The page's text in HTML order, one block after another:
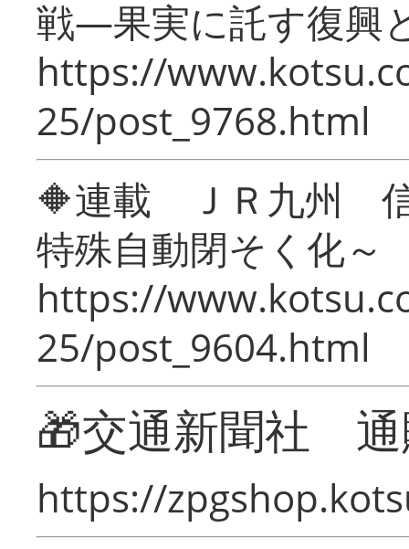
戦―果実に託す復興
https://
25/post_9768.html
🔶連載 ＪＲ九州 信
特殊自動閉そく化～
https://
25/post_9604.html
🎁交通新聞社
https://